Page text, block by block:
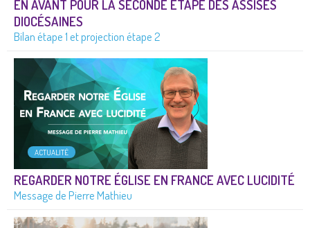
EN AVANT POUR LA SECONDE ÉTAPE DES ASSISES
DIOCÉSAINES
Bilan étape 1 et projection étape 2
ACTUALITÉ
REGARDER NOTRE ÉGLISE EN FRANCE AVEC LUCIDITÉ
Message de Pierre Mathieu